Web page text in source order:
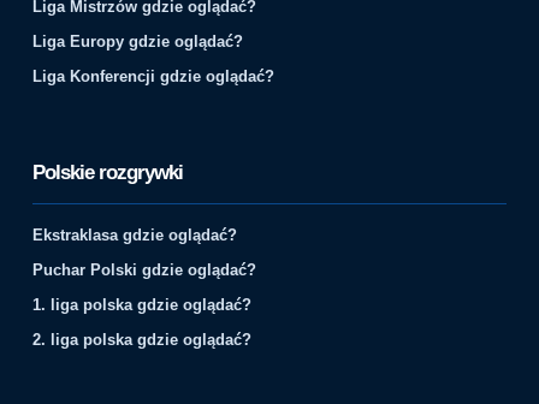
Liga Mistrzów gdzie oglądać?
Liga Europy gdzie oglądać?
Liga Konferencji gdzie oglądać?
Polskie rozgrywki
Ekstraklasa gdzie oglądać?
Puchar Polski gdzie oglądać?
1. liga polska gdzie oglądać?
2. liga polska gdzie oglądać?